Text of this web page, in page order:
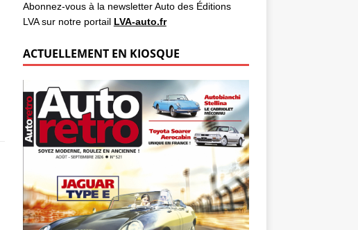
Abonnez-vous à la newsletter Auto des Éditions
LVA sur notre portail LVA-auto.fr
ACTUELLEMENT EN KIOSQUE